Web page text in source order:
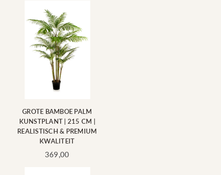
GROTE BAMBOE PALM
KUNSTPLANT | 215 CM |
REALISTISCH & PREMIUM
KWALITEIT
Standaard
369,00